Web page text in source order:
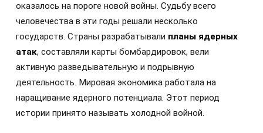
оказалось на пороге новой войны. Судьбу всего
человечества в эти годы решали несколько
государств. Страны разрабатывали планы ядерных
атак, составляли карты бомбардировок, вели
активную разведывательную и подрывную
деятельность. Мировая экономика работала на
наращивание ядерного потенциала. Этот период
истории принято называть холодной войной.